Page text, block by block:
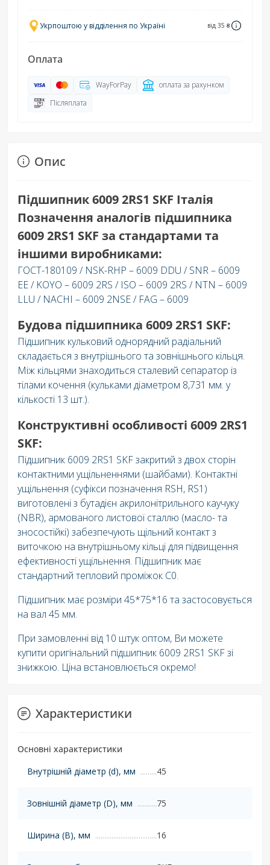
Укрпоштою у відділення по Україні від 35 ₴
Оплата
WayForPay
оплата за рахунком
Післяплата
Опис
Підшипник 6009 2RS1 SKF Італія
Позначення аналогів підшипника
6009 2RS1 SKF за стандартами та
іншими виробниками:
ГОСТ-180109 / NSK-RHP – 6009 DDU / SNR – 6009
EE / KOYO – 6009 2RS / ISO – 6009 2RS / NTN – 6009
LLU / NACHI – 6009 2NSE / FAG – 6009
Будова підшипника 6009 2RS1 SKF:
Підшипник кульковий однорядний радіальний
складається з внутрішнього та зовнішнього кільця.
Між кільцями знаходиться сталевий сепаратор із
тілами кочення (кульками діаметром 8,731 мм. у
кількості 13 шт.).
Конструктивні особливості 6009 2RS1
SKF:
Підшипник 6009 2RS1 SKF закритий з двох сторін
контактними ущільненнями (шайбами). Контактні
ущільнення (суфікси позначення RSH, RS1)
виготовлені з бутадієн акрилонітрильного каучуку
(NBR), армованого листової сталлю (масло- та
зносостійкі) забезпечують щільний контакт з
виточкою на внутрішньому кільці для підвищення
ефективності ущільнення. Підшипник має
стандартний тепловий проміжок C0.
Підшипник має розміри 45*75*16 та застосовується
на вал 45 мм.
При замовленні від 10 штук оптом, Ви можете
купити оригінальний підшипник 6009 2RS1 SKF зі
знижкою. Ціна встановлюється окремо!
Характеристики
Основні характеристики
Внутрішній діаметр (d), мм
45
Зовнішній діаметр (D), мм 75
Ширина (B), мм 16